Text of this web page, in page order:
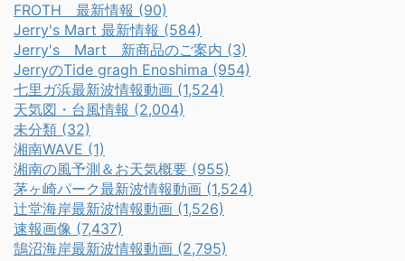
FROTH 最新情報 (90)
Jerry's Mart 最新情報 (584)
Jerry's Mart 新商品のご案内 (3)
JerryのTide gragh Enoshima (954)
七里ガ浜最新波情報動画 (1,524)
天気図・台風情報 (2,004)
未分類 (32)
湘南WAVE (1)
湘南の風予測＆お天気概要 (955)
茅ヶ崎パーク最新波情報動画 (1,524)
辻堂海岸最新波情報動画 (1,526)
速報画像 (7,437)
鵠沼海岸最新波情報動画 (2,795)